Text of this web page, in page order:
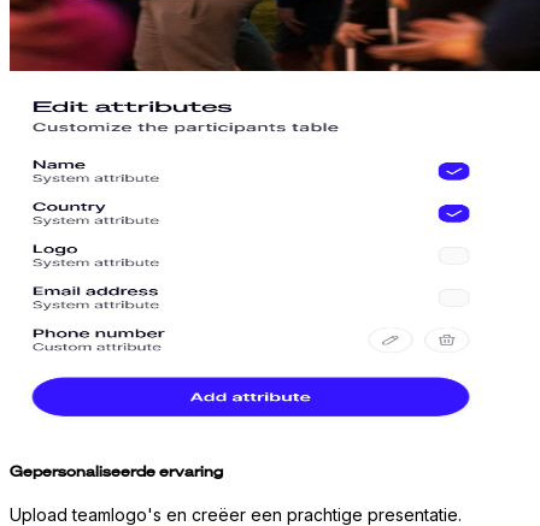
Gepersonaliseerde ervaring
Upload teamlogo's en creëer een prachtige presentatie.